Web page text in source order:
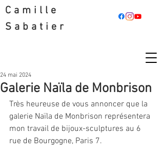
Camille
Sabatier
Galerie Naïla de Monbrison
24 mai 2024
Très heureuse de vous annoncer que la
galerie Naïla de Monbrison représentera
mon travail de bijoux-sculptures au 6
rue de Bourgogne, Paris 7.